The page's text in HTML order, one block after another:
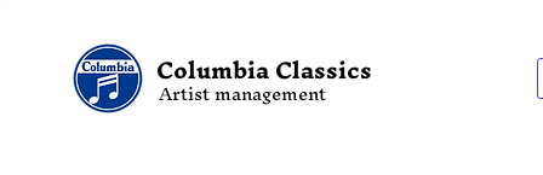
Columbia Classics
Artist management